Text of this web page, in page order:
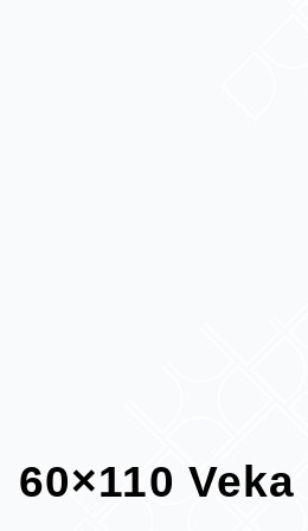
60×110 Veka